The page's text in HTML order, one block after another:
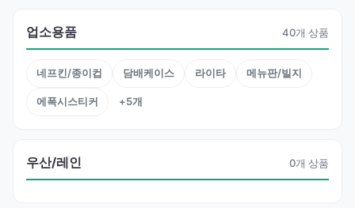
업소용품 40개 상품
네프킨/종이컵 담배케이스 라이타 메뉴판/빌지
에폭시스티커 +5개
우산/레인 0개 상품